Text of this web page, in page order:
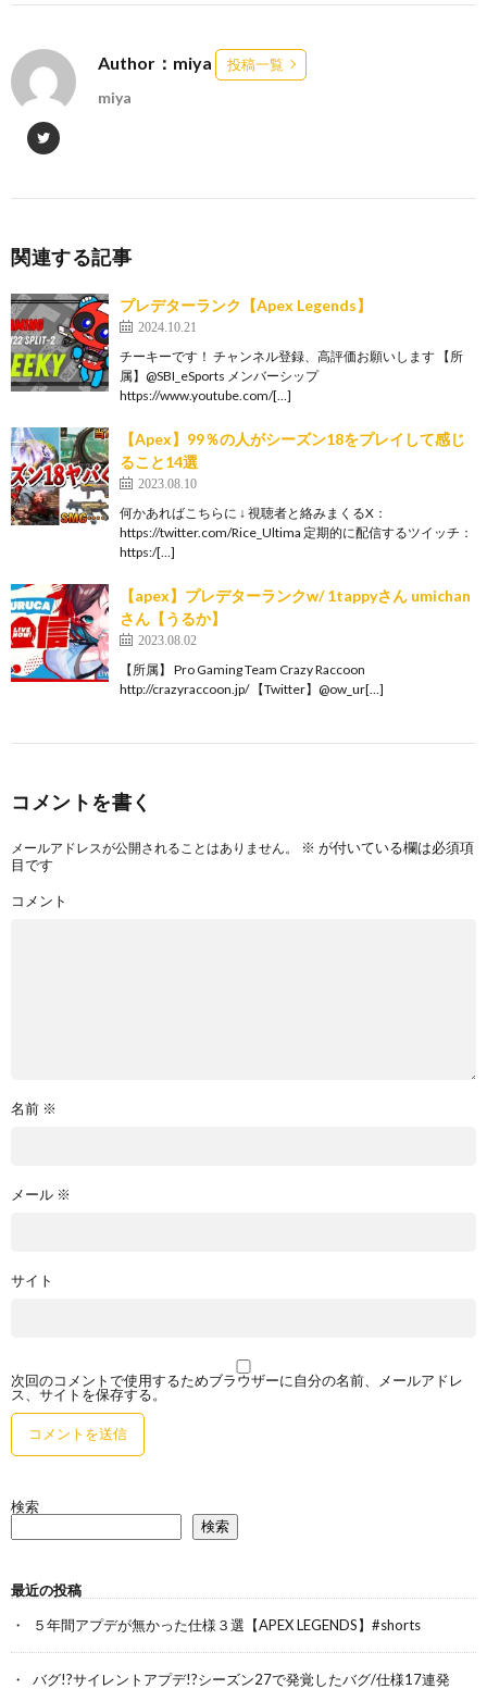
Author：miya 投稿一覧
miya
関連する記事
プレデターランク【Apex Legends】
2024.10.21
チーキーです！ チャンネル登録、高評価お願いします 【所
属】@SBI_eSports メンバーシップ
https://www.youtube.com/[…]
【Apex】99％の人がシーズン18をプレイして感じ
ること14選
2023.08.10
何かあればこちらに ↓ 視聴者と絡みまくるX：
https://twitter.com/Rice_Ultima 定期的に配信するツイッチ：
https:/[…]
【apex】プレデターランクw/ 1tappyさん umichan
さん【うるか】
2023.08.02
【所属】 Pro Gaming Team Crazy Raccoon
http://crazyraccoon.jp/​ 【Twitter】@ow_ur[…]
コメントを書く
メールアドレスが公開されることはありません。 ※ が付いている欄は必須項
目です
コメント
名前 ※
メール ※
サイト
次回のコメントで使用するためブラウザーに自分の名前、メールアドレ
ス、サイトを保存する。
検索
検索
最近の投稿
５年間アプデが無かった仕様３選【APEX LEGENDS】#shorts
バグ!?サイレントアプデ!?シーズン27で発覚したバグ/仕様17連発